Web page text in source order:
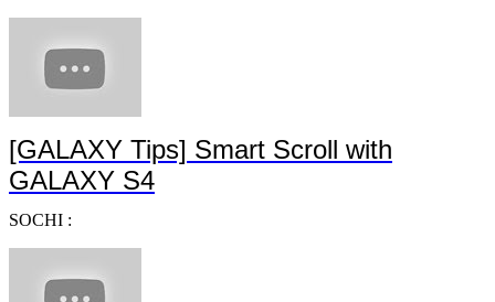
[GALAXY Tips] Smart Scroll with
GALAXY S4
SOCHI :